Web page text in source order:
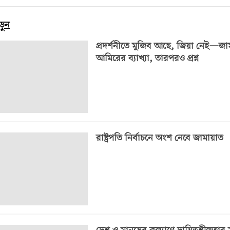
প্রদর্শনীতে মুজিব আছে, জিয়া
আমিরের ব্যাখ্যা, তারপরও প্রশ্ন
রাষ্ট্রপতি নির্বাচনে অংশ নেবে জামায়াত